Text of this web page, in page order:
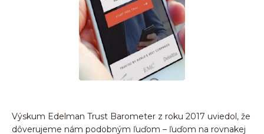
Výskum Edelman Trust Barometer z roku 2017 uviedol, že
dôverujeme nám podobným ľuďom – ľuďom na rovnakej